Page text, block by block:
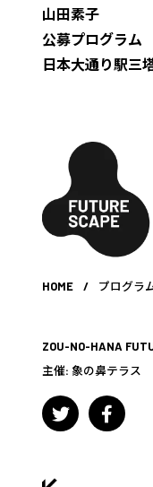
山田素子
公募プログラム
日本大通り駅三
HOME / プログラ
ZOU-NO-HANA
主催: 象の鼻テラス